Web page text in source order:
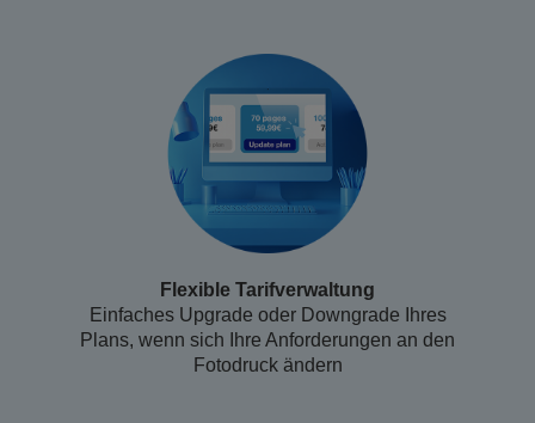
Flexible Tarifverwaltung
Einfaches Upgrade oder Downgrade Ihres
Plans, wenn sich Ihre Anforderungen an den
Fotodruck ändern